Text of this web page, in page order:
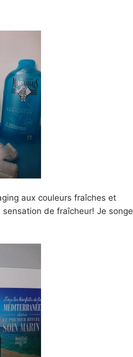
aux couleurs fraîches et
de fraîcheur! Je songe